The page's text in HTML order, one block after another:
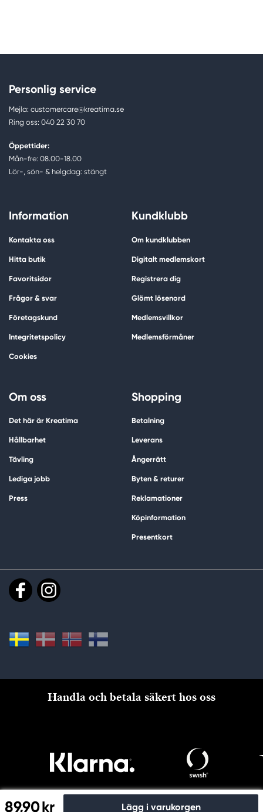
89,90 kr Lägg i varukorgen
Personlig service
Mejla: customercare@kreatima.se
Ring oss: 040 22 30 70
Öppettider:
Mån-fre: 08.00-18.00
Lör-, sön- & helgdag: stängt
Information
Kontakta oss
Hitta butik
Favoritsidor
Frågor & svar
Företagskund
Integritetspolicy
Cookies
Kundklubb
Om kundklubben
Digitalt medlemskort
Registrera dig
Glömt lösenord
Medlemsvillkor
Medlemsförmåner
Om oss
Det här är Kreatima
Hållbarhet
Tävling
Lediga jobb
Press
Shopping
Betalning
Leverans
Ångerrätt
Byten & returer
Reklamationer
Köpinformation
Presentkort
Handla och betala säkert hos oss